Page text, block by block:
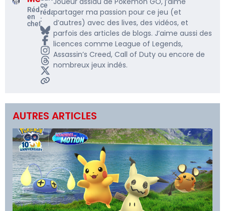
Rédacteur
en
chef
ce
rédacteur
:
partager ma passion pour ce jeu (et
d’autres) avec des lives, des vidéos, et
parfois des articles de blogs. J’aime aussi des
licences comme League of Legends,
Assassin’s Creed, Call of Duty ou encore de
nombreux jeux indés.
AUTRES ARTICLES